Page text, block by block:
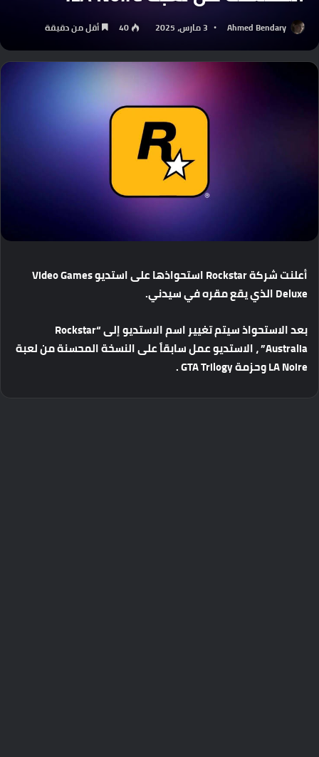
Ahmed Bendary 3 مارس، 2025 40 أقل من دقيقة
أعلنتشركة استحواذهاعلىاستديوVideo Games
Deluxeالذييقعمقرهفيسيدني.
بعدالاستحواذسيتمتغييراسمالاستديوإلى “Rockstar
Australia” ،الاستديوعملسابقاًعلىالنسخةالمحسنةمنلعبة
LA Noireوحزمة